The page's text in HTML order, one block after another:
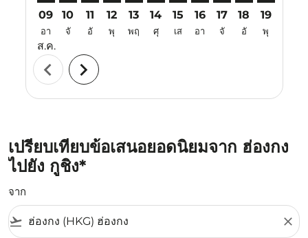
09
อา
ส.ค.
10
จั
11
อั
12
พุ
13
พฤ
14
ศุ
15
เส
16
อา
17
จั
18
อั
19
พุ
chevron_left chevron_right
เปรียบเทียบข้อเสนอยอดนิยมจาก ฮ่องกง
ไปยัง กูชิง*
จาก
flight_takeoff close